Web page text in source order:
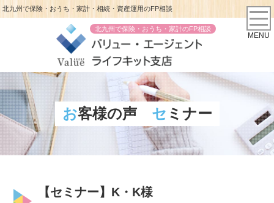
北九州で保険・おうち・家計・相続・資産運用のFP相談
北九州で保険・おうち・家計のFP相談
MENU
お客様の声 セミナー
【セミナー】K・K様